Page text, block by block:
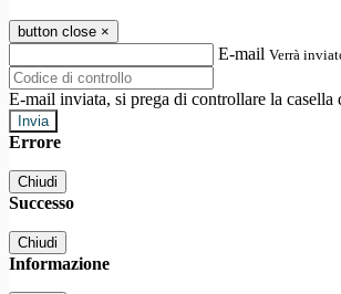
button close ×
E-mail Verrà
E-mail inviata, si prega di controllare la casella
Errore
Chiudi
Successo
Chiudi
Informazione